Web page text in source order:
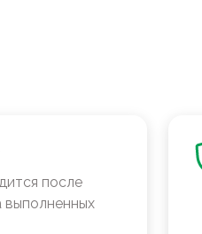
после
выполненных